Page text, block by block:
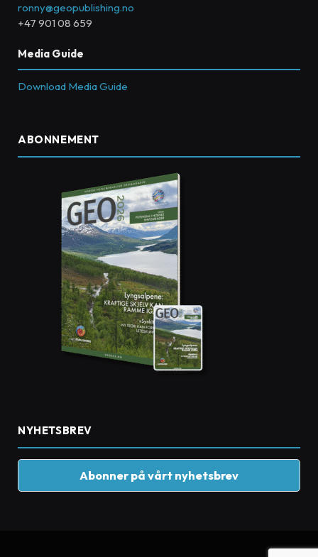
ronny@geopublishing.no
+47 901 08 659
Media Guide
Download Media Guide
ABONNEMENT
NYHETSBREV
Abonner på vårt nyhetsbrev